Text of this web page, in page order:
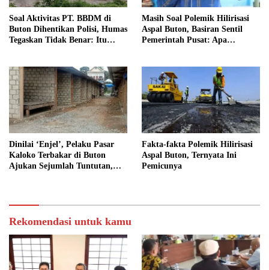
Soal Aktivitas PT. BBDM di
Buton Dihentikan Polisi, Humas
Tegaskan Tidak Benar: Itu
Masih Soal Polemik Hilirisasi
Aspal Buton, Basiran Sentil
Pemerintah Pusat: Apa
Dinilai ‘Enjel’, Pelaku Pasar
Kaloko Terbakar di Buton
Ajukan Sejumlah Tuntutan,
Fakta-fakta Polemik Hilirisasi
Aspal Buton, Ternyata Ini
Pemicunya
Rekomendasi untuk kamu